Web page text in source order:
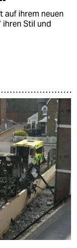
auf ihrem neuen
ihren Stil und